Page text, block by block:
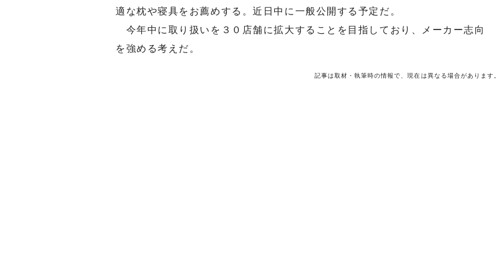
適な枕や寝具をお薦めする。近日中に一般公開する予定だ。
今年中に取り扱いを３０店舗に拡大することを目指しており、メーカー志向
を強める考えだ。
記事は取材・執筆時の情報で、現在は異なる場合があります。